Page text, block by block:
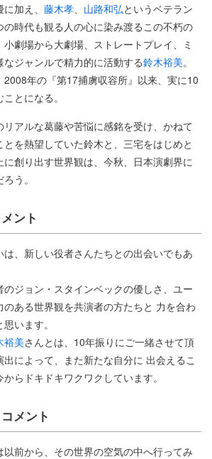
加え、 藤木孝 山路和弘というベテラン
時代も観る人の心に染み渡るこの不朽の
劇場から大劇場、ストレートプレイ、ミ
なジャンルで精力的に活動する鈴木裕美。
2008年の『第17捕虜収容所』以来、実に10
とになる。
アルな葛藤や苦悩に感銘を受け、かねて
を熱望していた鈴木と、三宅をはじめと
創り出す世界観は、今秋、日本演劇界に
う。
ント
、新しい役者さんたちとの出会いでもあ
のジョン・スタインベックの優しさ、ユー
ある世界観を共演者の方たちと 力を合わ
います。
裕美さんとは、10年振りにご一緒させて頂
出によって、また新たな自分に 出会えるこ
らドキドキワクワクしています。
メント
以前から、その世界の空気の中へ行ってみ